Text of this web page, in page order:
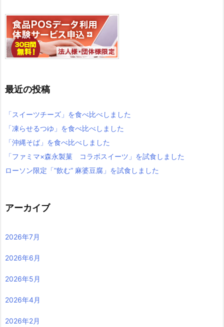
最近の投稿
「スイーツチーズ」を食べ比べしました
「凍らせるつゆ」を食べ比べしました
「沖縄そば」を食べ比べしました
「ファミマ×森永製菓 コラボスイーツ」を試食しました
ローソン限定「”飲む” 麻婆豆腐」を試食しました
アーカイブ
2026年7月
2026年6月
2026年5月
2026年4月
2026年2月